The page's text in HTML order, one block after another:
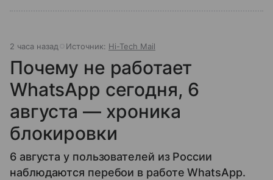
2 часа назад Источник: Hi-Tech Mail
Почему не работает
WhatsApp сегодня, 6
августа — хроника
блокировки
6 августа у пользователей из России
наблюдаются перебои в работе WhatsApp.